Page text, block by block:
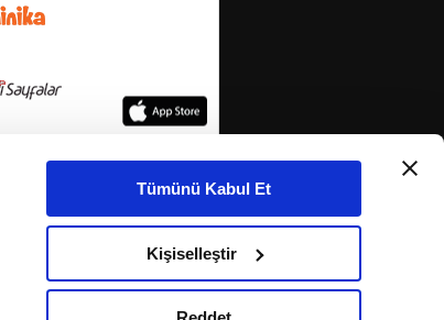
Tümünü Kabul Et
Kişiselleştir